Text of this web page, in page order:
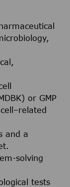
or GMP
and a
solving
tests